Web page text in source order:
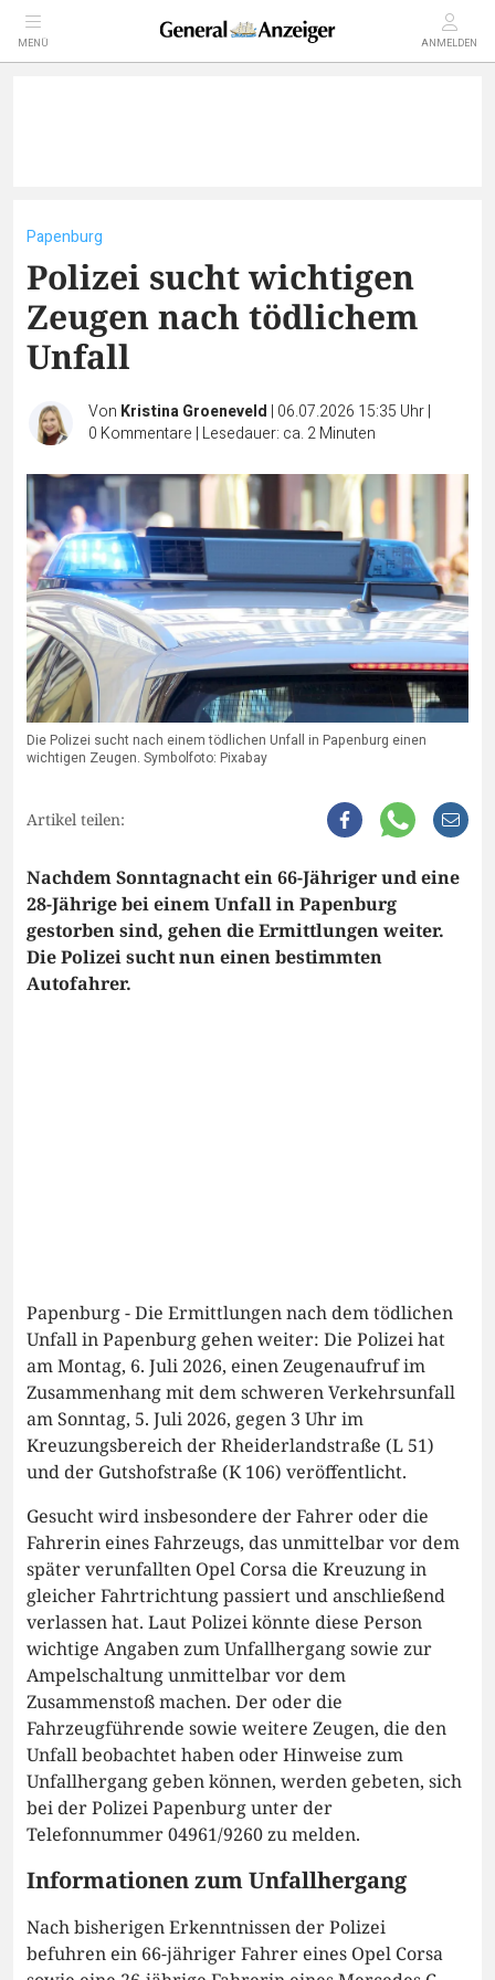
MENÜ ANMELDEN
Papenburg
Polizei sucht wichtigen
Zeugen nach tödlichem
Unfall
Von Kristina Groeneveld | 06.07.2026 15:35 Uhr|
0 Kommentare | Lesedauer: ca. 2 Minuten
Die Polizei sucht nach einem tödlichen Unfall in Papenburg einen
wichtigen Zeugen. Symbolfoto: Pixabay
Artikel teilen:
Nachdem Sonntagnacht ein 66-Jähriger und eine
28-Jährige bei einem Unfall in Papenburg
gestorben sind, gehen die Ermittlungen weiter.
Die Polizei sucht nun einen bestimmten
Autofahrer.
Papenburg - Die Ermittlungen nach dem tödlichen
Unfall in Papenburg gehen weiter: Die Polizei hat
am Montag, 6. Juli 2026, einen Zeugenaufruf im
Zusammenhang mit dem schweren Verkehrsunfall
am Sonntag, 5. Juli 2026, gegen 3 Uhr im
Kreuzungsbereich der Rheiderlandstraße (L 51)
und der Gutshofstraße (K 106) veröffentlicht.
Gesucht wird insbesondere der Fahrer oder die
Fahrerin eines Fahrzeugs, das unmittelbar vor dem
später verunfallten Opel Corsa die Kreuzung in
gleicher Fahrtrichtung passiert und anschließend
verlassen hat. Laut Polizei könnte diese Person
wichtige Angaben zum Unfallhergang sowie zur
Ampelschaltung unmittelbar vor dem
Zusammenstoß machen. Der oder die
Fahrzeugführende sowie weitere Zeugen, die den
Unfall beobachtet haben oder Hinweise zum
Unfallhergang geben können, werden gebeten, sich
bei der Polizei Papenburg unter der
Telefonnummer 04961/9260 zu melden.
Informationen zum Unfallhergang
Nach bisherigen Erkenntnissen der Polizei
befuhren ein 66-jähriger Fahrer eines Opel Corsa